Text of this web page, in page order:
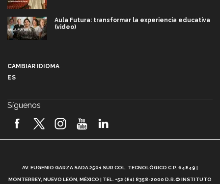
Aula Futura: transformar la experiencia educativa
(video)
2026! (video)
¿Cómo es el Modelo Educativo Tec? (video)
CAMBIAR IDIOMA
ES
Síguenos
AV. EUGENIO GARZA SADA 2501 SUR COL. TECNOLÓGICO C.P. 64849 |
MONTERREY, NUEVO LEÓN, MÉXICO | TEL. +52 (81) 8358-2000 D.R.© INSTITUTO